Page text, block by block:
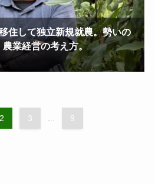
住して独立新規就農。勢いの
業経営の考え方。
2 3 ... 9